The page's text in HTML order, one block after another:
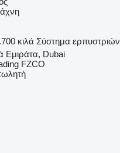
κιλά Σύστημα ερπυστριών
Εμιράτα, Dubai
FZCO